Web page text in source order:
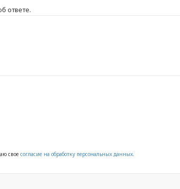
ответе.
свое согласие на обработку персональных данных.